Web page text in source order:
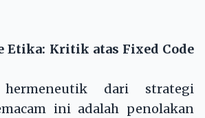
Etika: Kritik atas Fixed Code
hermeneutik dari strategi
ini adalah penolakan